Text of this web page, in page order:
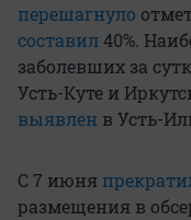
перешагнуло
составил40%.
заболевших за
Усть-Куте и
выявлен в Усть-
С 7 июня
размещения в